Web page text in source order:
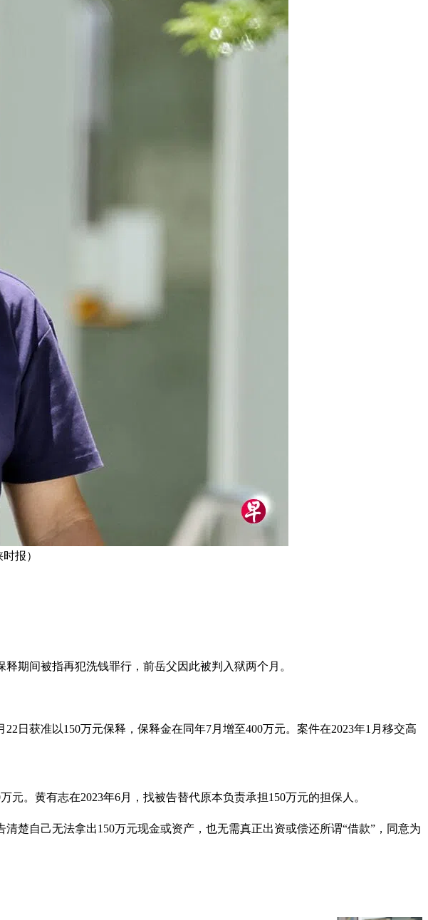
报）
期间被指再犯洗钱罪行，前岳父因此被判入狱两个月。
日获准以150万元保释，保释金在同年7月增至400万元。案件在2023年1月移交高
。黄有志在2023年6月，找被告替代原本负责承担150万元的担保人。
楚自己无法拿出150万元现金或资产，也无需真正出资或偿还所谓“借款”，同意为